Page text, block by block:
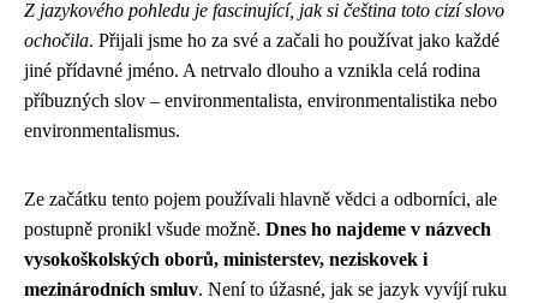
Z jazykového pohledu je fascinující, jak si čeština toto cizí slovo
ochočila. Přijali jsme ho za své a začali ho používat jako každé
jiné přídavné jméno. A netrvalo dlouho a vznikla celá rodina
příbuzných slov – environmentalista, environmentalistika nebo
environmentalismus.
Ze začátku tento pojem používali hlavně vědci a odborníci, ale
postupně pronikl všude možně. Dnes ho najdeme v názvech
vysokoškolských oborů, ministerstev, neziskovek i
mezinárodních smluv. Není to úžasné, jak se jazyk vyvíjí ruku